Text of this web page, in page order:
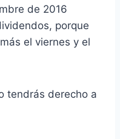
de 2016
porque
el viernes y el
tendrás derecho a